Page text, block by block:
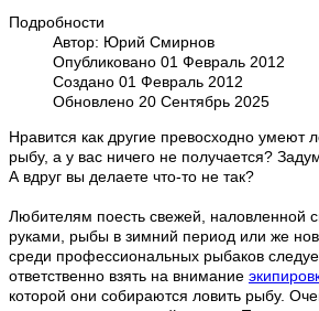
Подробности
Автор: Юрий Смирнов
Опубликовано 01 Февраль 2012
Создано 01 Февраль 2012
Обновлено 20 Сентябрь 2025
Нравится как другие превосходно умеют
рыбу, а у вас ничего не получается?
А вдруг вы делаете что-то не так?
Любителям поесть свежей, наловленной
руками, рыбы в зимний период или же
среди профессиональных рыбаков
ответственно взять на внимание
которой они собираются ловить рыбу.